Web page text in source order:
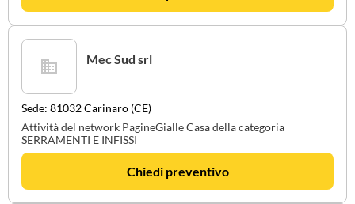
Mec Sud srl
Sede: 81032 Carinaro (CE)
Attività del network PagineGialle Casa della categoria
SERRAMENTI E INFISSI
Chiedi preventivo